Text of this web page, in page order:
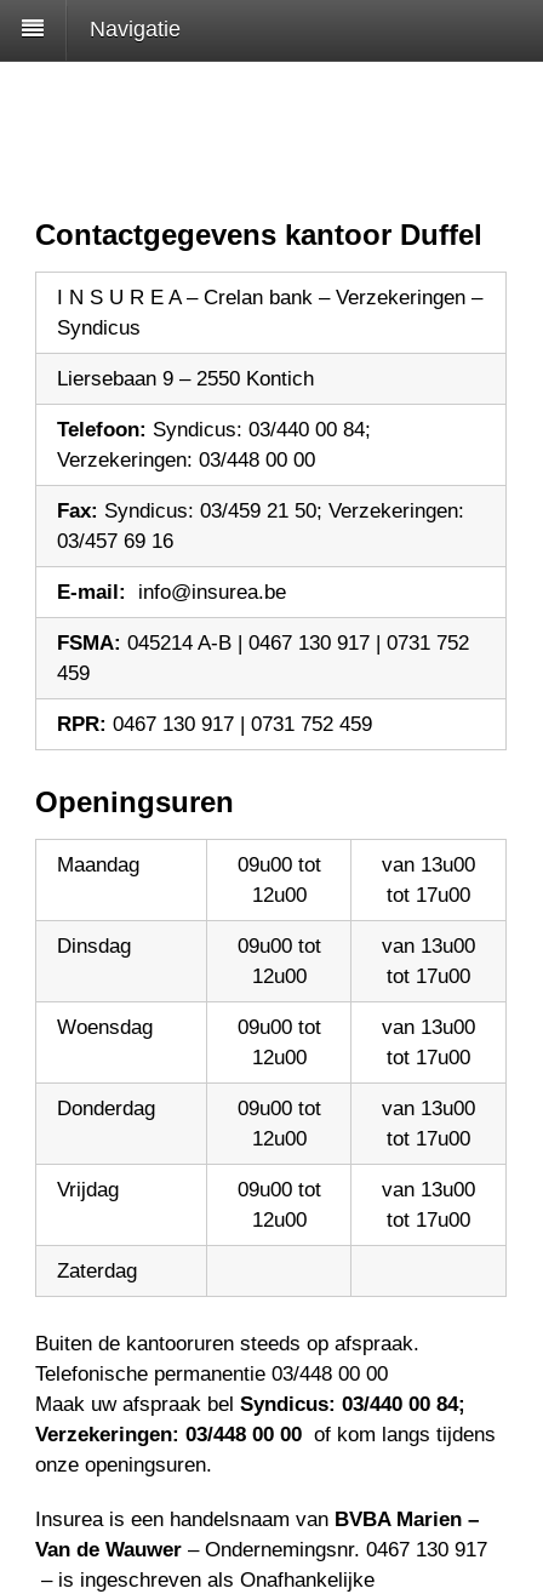
Navigatie
Contactgegevens kantoor Duffel
I N S U R E A – Crelan bank – Verzekeringen –
Syndicus
Liersebaan 9 – 2550 Kontich
Telefoon: Syndicus: 03/440 00 84;
Verzekeringen: 03/448 00 00
Fax: Syndicus: 03/459 21 50; Verzekeringen:
03/457 69 16
E-mail: info@insurea.be
FSMA:045214 A-B | 0467 130 917 | 0731 752
459
RPR:0467 130 917 | 0731 752 459
Openingsuren
Maandag
09u00 tot
12u00
van 13u00
tot 17u00
Dinsdag
09u00 tot
12u00
van 13u00
tot 17u00
Woensdag
09u00 tot
12u00
van 13u00
tot 17u00
Donderdag
09u00 tot
12u00
van 13u00
tot 17u00
Vrijdag
09u00 tot
12u00
van 13u00
tot 17u00
Zaterdag
Buiten de kantooruren steeds op afspraak.
Telefonische permanentie 03/448 00 00
Maak uw afspraak belSyndicus: 03/440 00 84;
Verzekeringen: 03/448 00 00 of kom langs tijdens
onze openingsuren.
Insurea is een handelsnaam van BVBA Marien –
Van de Wauwer– Ondernemingsnr. 0467 130 917
– is ingeschreven als Onafhankelijke